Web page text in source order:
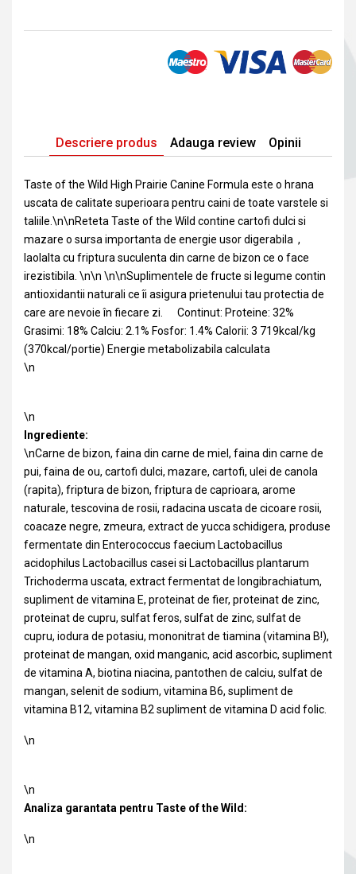
Descriere produs Adauga review Opinii
Taste of the Wild High Prairie Canine Formula este o hrana
uscata de calitate superioara pentru caini de toate varstele si
taliile.\n\nReteta Taste of the Wild contine cartofi dulci si
mazare o sursa importanta de energie usor digerabila ,
laolalta cu friptura suculenta din carne de bizon ce o face
irezistibila. \n\n \n\nSuplimentele de fructe si legume contin
antioxidantii naturali ce îi asigura prietenului tau protectia de
care are nevoie în fiecare zi. Continut: Proteine: 32%
Grasimi: 18% Calciu: 2.1% Fosfor: 1.4% Calorii: 3 719kcal/kg
(370kcal/portie) Energie metabolizabila calculata
\n
\n
Ingrediente:
\nCarne de bizon, faina din carne de miel, faina din carne de
pui, faina de ou, cartofi dulci, mazare, cartofi, ulei de canola
(rapita), friptura de bizon, friptura de caprioara, arome
naturale, tescovina de rosii, radacina uscata de cicoare rosii,
coacaze negre, zmeura, extract de yucca schidigera, produse
fermentate din Enterococcus faecium Lactobacillus
acidophilus Lactobacillus casei si Lactobacillus plantarum
Trichoderma uscata, extract fermentat de longibrachiatum,
supliment de vitamina E, proteinat de fier, proteinat de zinc,
proteinat de cupru, sulfat feros, sulfat de zinc, sulfat de
cupru, iodura de potasiu, mononitrat de tiamina (vitamina B!),
proteinat de mangan, oxid manganic, acid ascorbic, supliment
de vitamina A, biotina niacina, pantothen de calciu, sulfat de
mangan, selenit de sodium, vitamina B6, supliment de
vitamina B12, vitamina B2 supliment de vitamina D acid folic.
\n
\n
Analiza garantata pentru Taste of the Wild:
\n